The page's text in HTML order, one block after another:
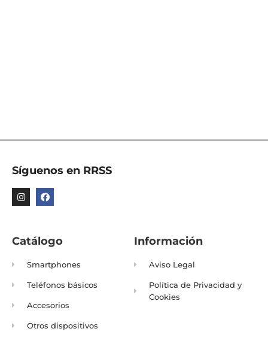
Síguenos en RRSS
Catálogo
Smartphones
Teléfonos básicos
Accesorios
Otros dispositivos
Información
Aviso Legal
Política de Privacidad y
Cookies